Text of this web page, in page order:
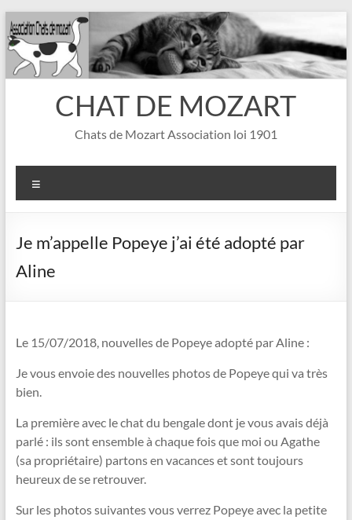
Aller
au
contenu
CHAT DE MOZART
Chats de Mozart Association loi 1901
Je m’appelle Popeye j’ai été adopté par
Aline
Le 15/07/2018, nouvelles de Popeye adopté par Aline :
Je vous envoie des nouvelles photos de Popeye qui va très
bien.
La première avec le chat du bengale dont je vous avais déjà
parlé : ils sont ensemble à chaque fois que moi ou Agathe
(sa propriétaire) partons en vacances et sont toujours
heureux de se retrouver.
Sur les photos suivantes vous verrez Popeye avec la petite